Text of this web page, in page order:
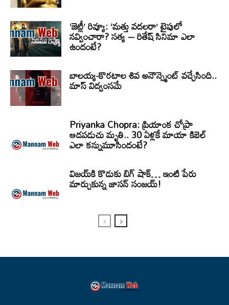
‘జెట్లీ’ రివ్యూ: ‘మత్తు వదలరా’ టైపులో
నవ్వించారా? సత్య – రితేష్ సినిమా ఎలా
ఉందంటే?
బాలయ్య-కొరటాల శివ అనౌన్స్మెంట్ వచ్చేసింది..
మాస్ విద్వంసమే
Priyanka Chopra: ప్రియాంక చోప్రా
ఆడపడుచు మృతి.. 30 ఏళ్లకే మాయా కిబెల్
ఎలా కన్నుమూసిందంటే?
విజయ్‌కి కొడుకు బిగ్ షాక్… ఇంటి పేరు
మార్చుకున్న జాసన్ సంజయ్!